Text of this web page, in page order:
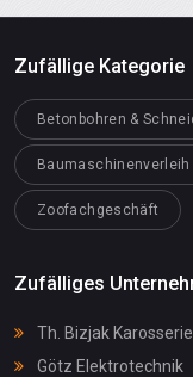
Zufällige Kategorie
Betonbohren &
Baumaschinenverleih
Zoofachgeschäft
Zufälliges
Th. Bizjak
Götz Elektrotechnik